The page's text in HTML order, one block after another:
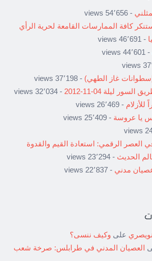
- 54٬656 views
كافة الممارسات القامعة لحرية الرأي
- 46٬691 views
- 44٬601 views
غاز الطهي) - 37٬198 views
ليلة 04-11-2012
- 32٬034 views
- 26٬469 views
يا عروسة - 25٬409 views
العصر الرقمي: استعادة القيم والقدوة
الحديث - 23٬294 views
مدني - 22٬837 views
على وكيف ننسى؟
العصيان المدني في طرابلس: صرخة شعب